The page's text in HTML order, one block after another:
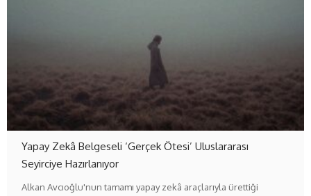
Yapay Zekâ Belgeseli ‘Gerçek Ötesi’ Uluslararası
Seyirciye Hazırlanıyor
Alkan Avcıoğlu'nun tamamı yapay zekâ araçlarıyla ürettiği